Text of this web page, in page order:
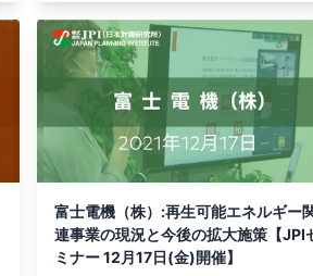
富士電機（株）:再生可能エネルギー
連事業の現況と今後の拡大施策【JPI
ミナー 12月17日(金)開催】